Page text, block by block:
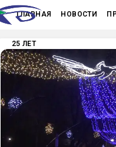
ГЛАВНАЯ НОВОСТИ
25 ЛЕТ